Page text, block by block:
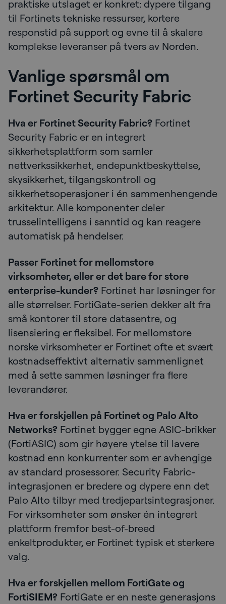
praktiske utslaget er konkret: dypere tilgang
til Fortinets tekniske ressurser, kortere
responstid på support og evne til å skalere
komplekse leveranser på tvers av Norden.
Vanlige spørsmål om
Fortinet Security Fabric
Hva er Fortinet Security Fabric? Fortinet
Security Fabric er en integrert
sikkerhetsplattform som samler
nettverkssikkerhet, endepunktbeskyttelse,
skysikkerhet, tilgangskontroll og
sikkerhetsoperasjoner i én sammenhengende
arkitektur. Alle komponenter deler
trusselintelligens i sanntid og kan reagere
automatisk på hendelser.
Passer Fortinet for mellomstore
virksomheter, eller er det bare for store
enterprise-kunder? Fortinet har løsninger for
alle størrelser. FortiGate-serien dekker alt fra
små kontorer til store datasentre, og
lisensiering er fleksibel. For mellomstore
norske virksomheter er Fortinet ofte et svært
kostnadseffektivt alternativ sammenlignet
med å sette sammen løsninger fra flere
leverandører.
Hva er forskjellen på Fortinet og Palo Alto
Networks? Fortinet bygger egne ASIC-brikker
(FortiASIC) som gir høyere ytelse til lavere
kostnad enn konkurrenter som er avhengige
av standard prosessorer. Security Fabric-
integrasjonen er bredere og dypere enn det
Palo Alto tilbyr med tredjepartsintegrasjoner.
For virksomheter som ønsker én integrert
plattform fremfor best-of-breed
enkeltprodukter, er Fortinet typisk et sterkere
valg.
Hva er forskjellen mellom FortiGate og
FortiSIEM? FortiGate er en neste generasjons